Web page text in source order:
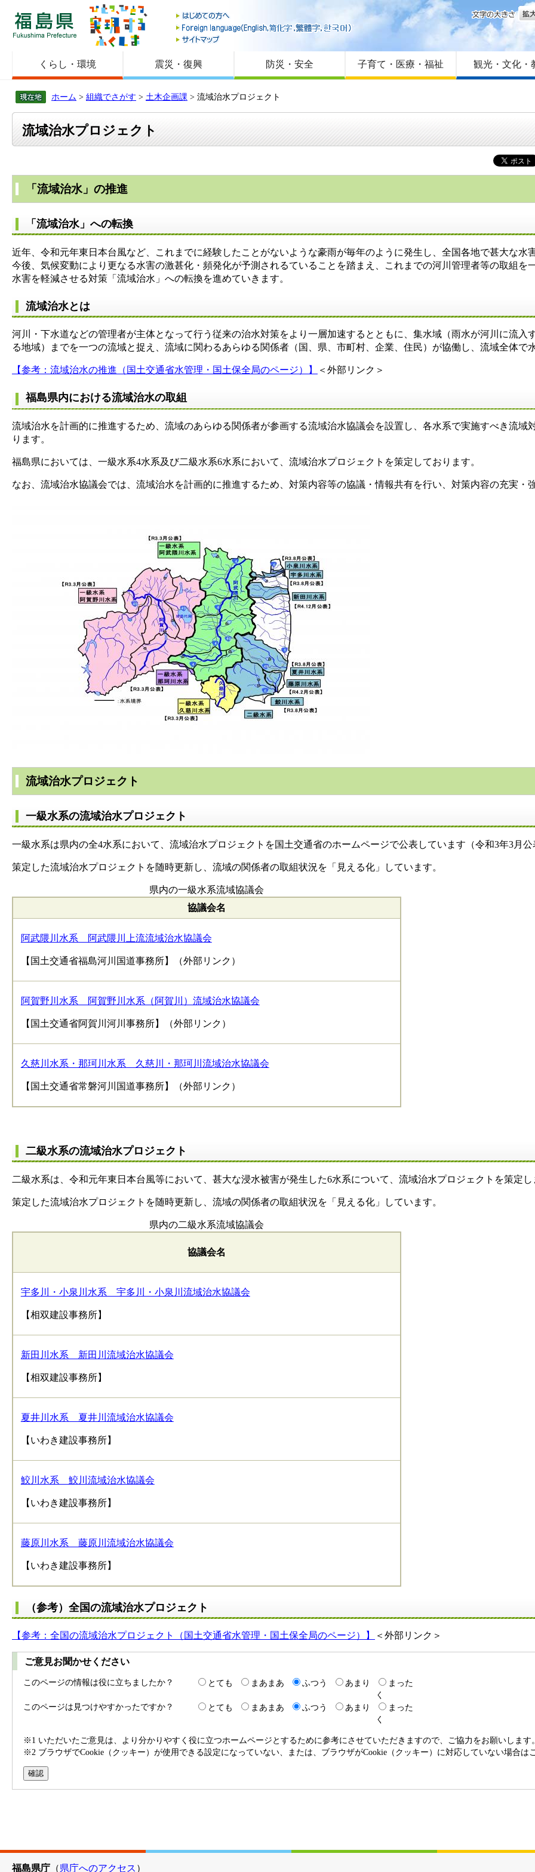
福島県
はじめての方へ
Foreign language
サイトマップ
文字
くらし・環境 震災・復興 防災・安全 子育て・医療・福祉 観光・文化・
ホーム > 組織でさがす > 土木企画課 > 流域治水プロジェクト
流域治水プロジェクト
「流域治水」の推進
「流域治水」への転換
近年、令和元年東日本台風など、これまでに経験したことがないような豪雨が毎年のように発生し、全国各地で甚大な水
今後、気候変動により更なる水害の激甚化・頻発化が予測されるていることを踏まえ、これまでの河川管理者等の取組
水害を軽減させる対策「流域治水」への転換を進めていきます。
流域治水とは
河川・下水道などの管理者が主体となって行う従来の治水対策をより一層加速するとともに、集水域（雨水が河川に流
る地域）までを一つの流域と捉え、流域に関わるあらゆる関係者（国、県、市町村、企業、住民）が協働し、流域全体で
【参考：流域治水の推進（国土交通省水管理・国土保全局のページ）】 ＜外部リンク＞
福島県内における流域治水の取組
流域治水を計画的に推進するため、流域のあらゆる関係者が参画する流域治水協議会を設置し、各水系で実施すべき流
ります。
福島県においては、一級水系4水系及び二級水系6水系において、流域治水プロジェクトを策定しております。
なお、流域治水協議会では、流域治水を計画的に推進するため、対策内容等の協議・情報共有を行い、対策内容の充実・
流域治水プロジェクト
一級水系の流域治水プロジェクト
一級水系は県内の全4水系において、流域治水プロジェクトを国土交通省のホームページで公表しています（令和3年3月公
策定した流域治水プロジェクトを随時更新し、流域の関係者の取組状況を「見える化」しています。
県内の一級水系流域協議会
協議会名
阿武隈川水系 阿武隈川上流流域治水協議会
【国土交通省福島河川国道事務所】（外部リンク）
阿賀野川水系 阿賀野川水系（阿賀川）流域治水協議会
【国土交通省阿賀川河川事務所】（外部リンク）
久慈川水系・那珂川水系 久慈川・那珂川流域治水協議会
【国土交通省常磐河川国道事務所】（外部リンク）
二級水系の流域治水プロジェクト
二級水系は、令和元年東日本台風等において、甚大な浸水被害が発生した6水系について、流域治水プロジェクトを策定
策定した流域治水プロジェクトを随時更新し、流域の関係者の取組状況を「見える化」しています。
県内の二級水系流域協議会
協議会名
宇多川・小泉川水系 宇多川・小泉川流域治水協議会
【相双建設事務所】
新田川水系 新田川流域治水協議会
【相双建設事務所】
夏井川水系 夏井川流域治水協議会
【いわき建設事務所】
鮫川水系 鮫川流域治水協議会
【いわき建設事務所】
藤原川水系 藤原川流域治水協議会
【いわき建設事務所】
（参考）全国の流域治水プロジェクト
【参考：全国の流域治水プロジェクト（国土交通省水管理・国土保全局のページ）】 ＜外部リンク＞
ご意見お聞かせください
このページの情報は役に立ちましたか？ とても まあまあ ふつう あまり
まった
く
このページは見つけやすかったですか？
とても まあまあ ふつう あまり
まった
く
※1 いただいたご意見は、より分かりやすく役に立つホームページとするために参考にさせていただきますので、ご協力をお願いしま
※2 ブラウザでCookie（クッキー）が使用できる設定になっていない、または、ブラウザがCookie（クッキー）に対応していない場合は
福島県庁 （県庁へのアクセス ）